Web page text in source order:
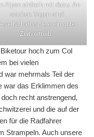
Alpen einfach mit dazu. An
solchen Tagen sind
ein guter
Zeitvertreib.
hoch zum Col
bei vielen
war mehrmals Teil der
war das Erklimmen des
recht anstrengend,
und die auf der
für die Radfahrer
Strampeln. Auch unsere